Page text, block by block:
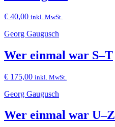
€ 40,00 inkl. MwSt.
Georg Gaugusch
Wer einmal war S–T
€ 175,00 inkl. MwSt.
Georg Gaugusch
Wer einmal war U–Z